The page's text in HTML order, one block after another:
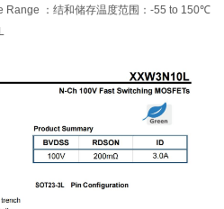
Range ：结和储存温度范围：-55 to 150℃